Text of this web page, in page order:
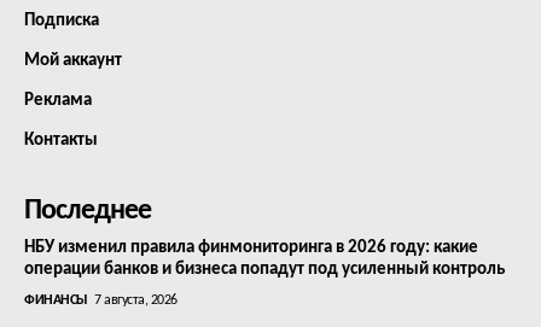
Подписка
Мой аккаунт
Реклама
Контакты
Последнее
НБУ изменил правила финмониторинга в 2026 году: какие
операции банков и бизнеса попадут под усиленный контроль
ФИНАНСЫ 7 августа, 2026